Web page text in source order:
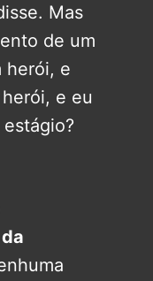
Mas
de um
herói, e
e eu